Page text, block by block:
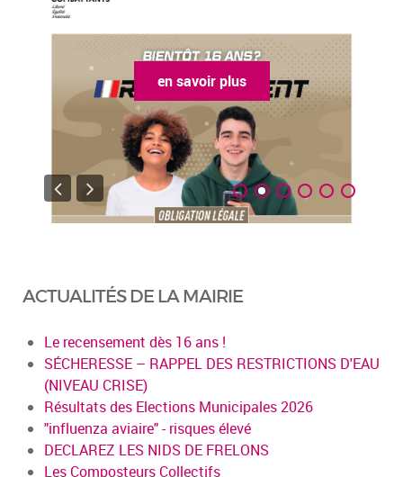
en savoir plus
ACTUALITÉS DE LA MAIRIE
Le recensement dès 16 ans !
SÉCHERESSE – RAPPEL DES RESTRICTIONS D'EAU
(NIVEAU CRISE)
Résultats des Elections Municipales 2026
"influenza aviaire" - risques élevé
DECLAREZ LES NIDS DE FRELONS
Les Composteurs Collectifs